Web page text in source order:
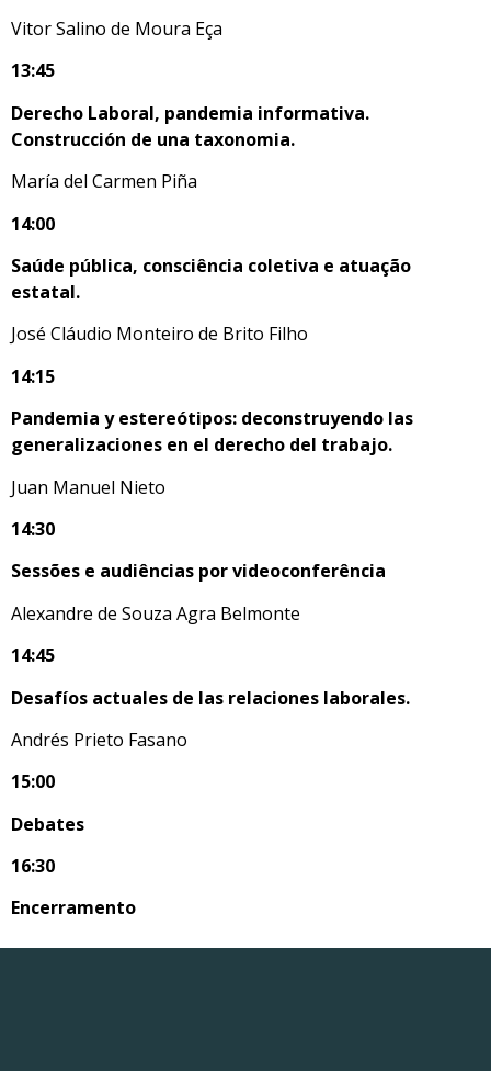
Vitor Salino de Moura Eça
13:45
Derecho Laboral, pandemia informativa.
Construcción de una taxonomia.
María del Carmen Piña
14:00
Saúde pública, consciência coletiva e atuação
estatal.
José Cláudio Monteiro de Brito Filho
14:15
Pandemia y estereótipos: deconstruyendo las
generalizaciones en el derecho del trabajo.
Juan Manuel Nieto
14:30
Sessões e audiências por videoconferência
Alexandre de Souza Agra Belmonte
14:45
Desafíos actuales de las relaciones laborales.
Andrés Prieto Fasano
15:00
Debates
16:30
Encerramento